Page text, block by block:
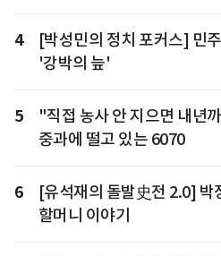
4
[박성민의 정치 포커스] 민
'강박의 늪'
5
"직접 농사 안 지으면 내년
중과에 떨고 있는 6070
6
[유석재의 돌발史전 2.0] 박
할머니 이야기